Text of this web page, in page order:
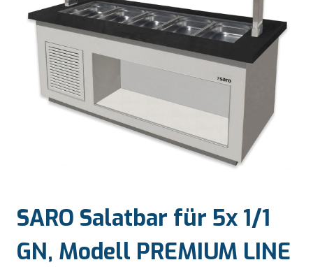
SARO Salatbar für 5x 1/1
GN, Modell PREMIUM LINE